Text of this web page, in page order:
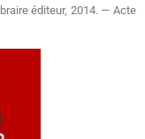
éditeur, 2014. — Acte